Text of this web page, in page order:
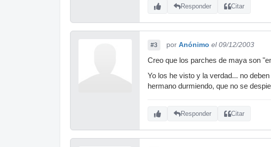
Responder Citar
#3 por Anónimo el 09/12/2003
Creo que los parches de maya son
Yo los he visto y la verdad... no
hermano durmiendo, que no se
Responder Citar